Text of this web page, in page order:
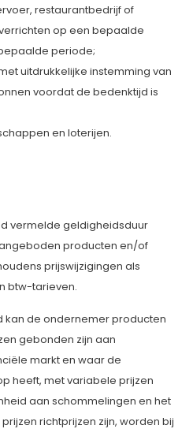
restaurantbedrijf of
op een bepaalde
periode;
uitdrukkelijke instemming van
voordat de bedenktijd is
en loterijen.
vermelde geldigheidsduur
producten en/of
prijswijzigingen als
btw-tarieven.
kan de ondernemer producten
gebonden zijn aan
markt en waar de
heeft, met variabele prijzen
aan schommelingen en het
richtprijzen zijn, worden bij